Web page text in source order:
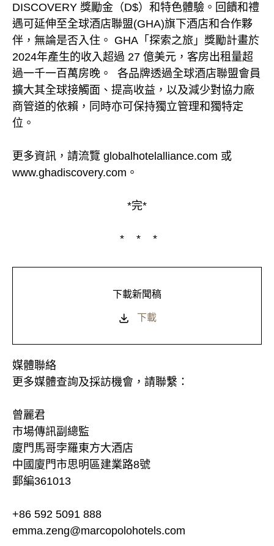
DISCOVERY 獎勵金（D$）和特色體驗。回饋和禮
遇可延伸至全球酒店聯盟(GHA)旗下酒店和合作夥
伴，無論是否入住。 GHA「探索之旅」獎勵計畫於
2024年產生的收入超過 27 億美元，客房出租量超
過一千一百萬房晚。 各品牌透過全球酒店聯盟會員
擴大其全球接觸面、提高收益，以及減少對協力廠
商管道的依賴，同時亦可保持獨立管理和獨特定
位。
更多資訊，請流覽 globalhotelalliance.com 或
www.ghadiscovery.com。
*完*
* * *
下載新聞稿
下載
媒體聯絡
更多媒體查詢及採訪機會，請聯繫：
曾麗君
市場傳訊副總監
廈門馬哥孛羅東方大酒店
中國廈門市思明區建業路8號
郵編361013
+86 592 5091 888
emma.zeng@marcopolohotels.com